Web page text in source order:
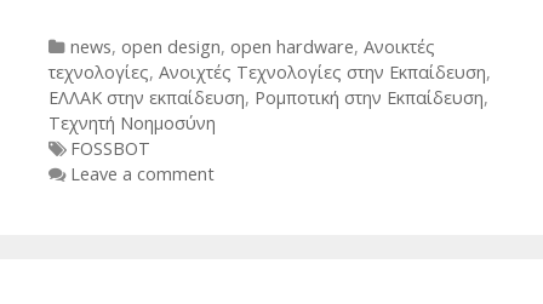
Categories
news, open design, open hardware, Ανοικτές
τεχνολογίες, Ανοιχτές Τεχνολογίες στην Εκπαίδευση,
ΕΛΛΑΚ στην εκπαίδευση, Ρομποτική στην Εκπαίδευση,
Τεχνητή Νοημοσύνη
Tags
FOSSBOT
Leave a comment